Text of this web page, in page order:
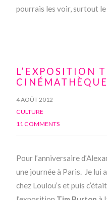
pourrais les voir, surtout
L’EXPOSITION
4 AOÛT 2012
CULTURE
11 COMMENTS
Pour l’anniversaire
une journée à Paris. Je lui
chez Loulou’s et puis